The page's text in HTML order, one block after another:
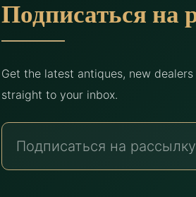
Подписаться на
Get the latest antiques, new
straight to your inbox.